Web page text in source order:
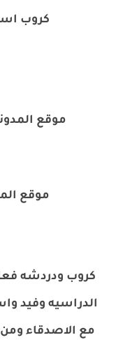
كروب
موقع
موقع
الدراسيه وفيد
مع الاصدقاء ومن